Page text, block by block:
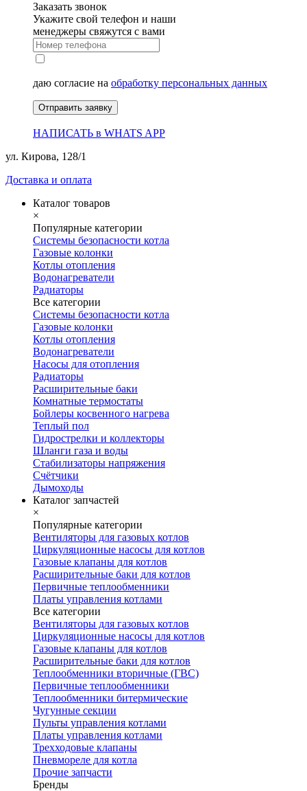
Заказать звонок
Укажите свой телефон и наши
менеджеры свяжутся с вами
даю согласие на обработку персональных данных
Отправить заявку
НАПИСАТЬ в WHATS APP
ул. Кирова, 128/1
Доставка и оплата
Каталог товаров
×
Популярные категории
Системы безопасности котла
Газовые колонки
Котлы отопления
Водонагреватели
Радиаторы
Все категории
Системы безопасности котла
Газовые колонки
Котлы отопления
Водонагреватели
Насосы для отопления
Радиаторы
Расширительные баки
Комнатные термостаты
Бойлеры косвенного нагрева
Теплый пол
Гидрострелки и коллекторы
Шланги газа и воды
Стабилизаторы напряжения
Счётчики
Дымоходы
Каталог запчастей
×
Популярные категории
Вентиляторы для газовых котлов
Циркуляционные насосы для котлов
Газовые клапаны для котлов
Расширительные баки для котлов
Первичные теплообменники
Платы управления котлами
Все категории
Вентиляторы для газовых котлов
Циркуляционные насосы для котлов
Газовые клапаны для котлов
Расширительные баки для котлов
Теплообменники вторичные (ГВС)
Первичные теплообменники
Теплообменники битермические
Чугунные секции
Пульты управления котлами
Платы управления котлами
Трехходовые клапаны
Пневмореле для котла
Прочие запчасти
Бренды